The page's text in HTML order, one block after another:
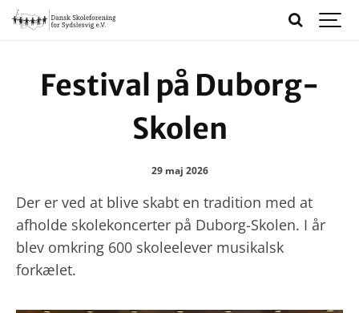
Festival på Duborg-
Skolen
29 maj 2026
Der er ved at blive skabt en tradition med at
afholde skolekoncerter på Duborg-Skolen. I år
blev omkring 600 skoleelever musikalsk
forkælet.